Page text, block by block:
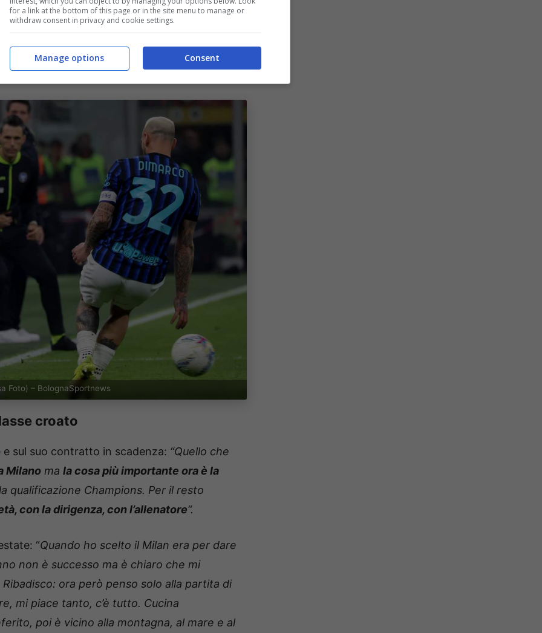
anni: “No, mi sento una persona normale. La
dei medici,non mi sento un supereroe!
bene, stare attento a tutto mala cosa
per il calcio”.
Foto) – BolognaSportnews
croato
e sul suo contratto in scadenza: “Quello che
Milano ma la cosa più importante ora è la
qualificazione Champions. Per il resto
con la dirigenza, con l’allenatore“.
“Quando ho scelto il Milan era per dare
non è successo ma è chiaro che mi
ora però penso solo alla partita di
mi piace tanto, c’è tutto. Cucina
poi è vicino alla montagna, al mare e al
for a link at the bottom of this page or in the site menu to manage or
withdraw consent in privacy and cookie settings.
Consent
Manage options